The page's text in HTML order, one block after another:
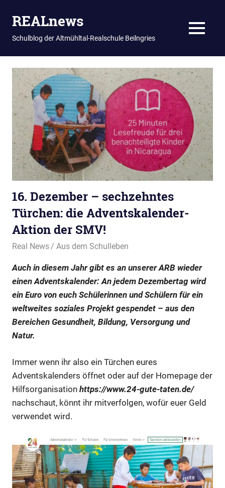
Inhalt
springen
REALnews
Schulblog der Altmühltal-Realschule Beilngries MENU
16. Dezember – sechzehntes
Türchen: die Adventskalender-
Aktion der SMV!
16. Dezember 2020
Real News Aus dem Schulleben
Auch in diesem Jahr gibt es an unserer ARB wieder
einen Adventskalender: An jedem Dezembertag wird
ein Euro von euch Schülerinnen und Schülern für ein
weltweites soziales Projekt gespendet – aus den
Bereichen Gesundheit, Bildung, Versorgung und
Natur.
Immer wenn ihr also ein Türchen eures
Adventskalenders öffnet oder auf der Homepage der
Hilfsorganisation https://www.24-gute-taten.de/
nachschaut, könnt ihr mitverfolgen, wofür euer Geld
verwendet wird.